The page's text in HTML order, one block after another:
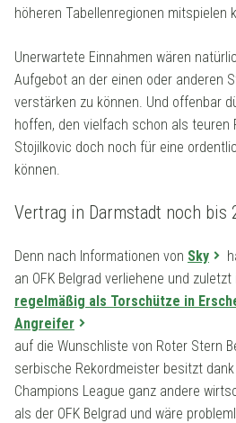
höheren Tabellenregionen mitspielen
Unerwartete Einnahmen wären
Aufgebot an der einen oder anderen
verstärken zu können. Und offenbar
hoffen, den vielfach schon als teuren
Stojilkovic doch noch für eine
können.
Vertrag in Darmstadt noch bis
Denn nach Informationen von Sky
an OFK Belgrad verliehene und zuletzt
regelmäßig als Torschütze in
Angreifer
auf die Wunschliste von Roter Stern
serbische Rekordmeister besitzt
Champions League ganz andere
als der OFK Belgrad und wäre